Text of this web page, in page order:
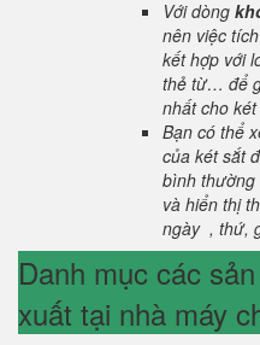
Với dòng
nên việc
kết hợp với
thẻ từ… để
nhất cho két
Bạn có thể
của két sắt
bình thường
và hiển thị
ngày , thứ,
Danh mục các
xuất tại nhà máy